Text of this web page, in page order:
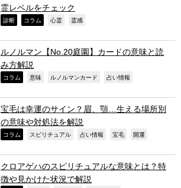
霊レベルをチェック
診断 コラム 心霊 霊感
ルノルマン【No.20庭園】カードの意味と読
み方解説
コラム 意味 ルノルマンカード 占い情報
宝毛は幸運のサイン？眉、顎…生える場所別
の意味や対処法を解説
コラム スピリチュアル 占い情報 宝毛 開運
クロアゲハのスピリチュアルな意味とは？特
徴や見かけた状況で解説